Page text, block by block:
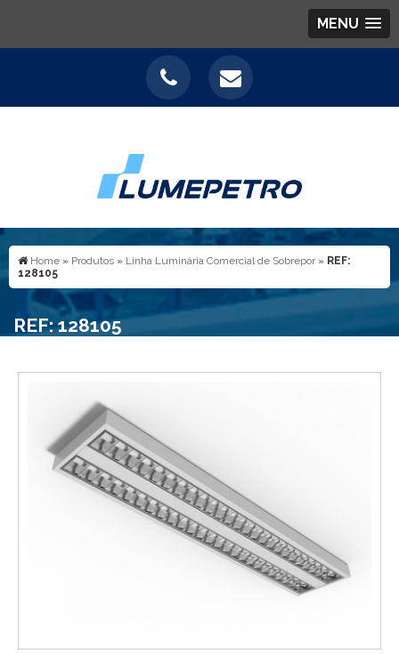
MENU
Home » Produtos » Linha Luminária Comercial de Sobrepor » REF:
128105
REF: 128105